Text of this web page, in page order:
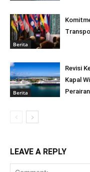
Berita
Berita
Revisi
Kapal
LEAVE A REPLY